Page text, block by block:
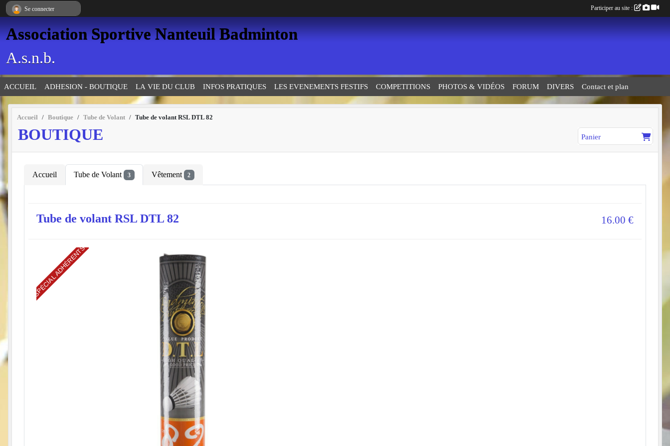
Association Sportive Nanteuil Badminton
A.s.n.b.
ACCUEIL ADHESION - BOUTIQUE LA VIE DU CLUB INFOS PRATIQUES LES EVENEMENTS FESTIFS COMPETITIONS PHOTOS & VIDÉOS FORUM DIVERS Contact et plan
Accueil Boutique Tube de Volant Tube de volant RSL DTL 82
BOUTIQUE Panier
Accueil Tube de Volant 3 Vêtement 2
Tube de volant RSL DTL 82 16.00 €
SPÉCIAL ADHÉRENTS
Se connecter Participer au site :
Panneau de gestion des cookies